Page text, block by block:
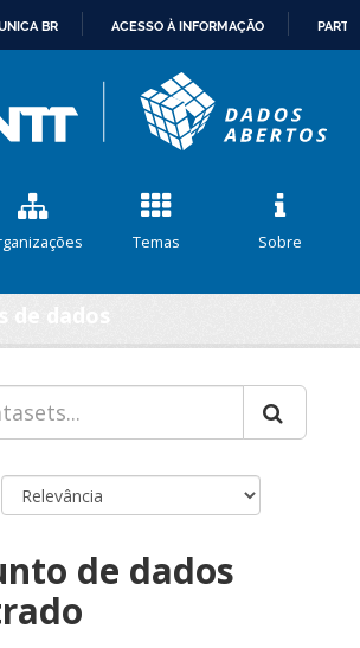
CONTEÚDO
BR ACESSO À INFORMAÇÃO
Temas Sobre
de dados